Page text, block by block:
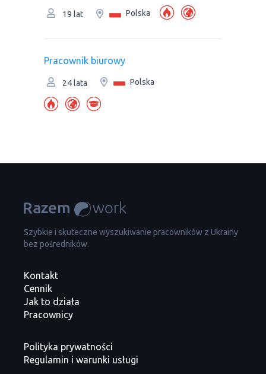
19 lat Polska
Pracownik biurowy
24 lata Polska
Szybkie i skuteczne wyszukiwanie pracowników z Ukrainy
bez pośredników.
Kontakt
Cennik
Jak to działa
Pracownicy
Polityka prywatności
Regulamin i warunki usługi